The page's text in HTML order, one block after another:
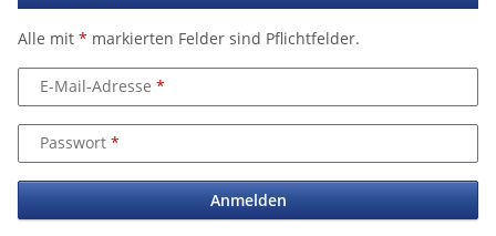
Alle mit * markierten Felder sind Pflichtfelder.
E-Mail-Adresse
Passwort
Anmelden